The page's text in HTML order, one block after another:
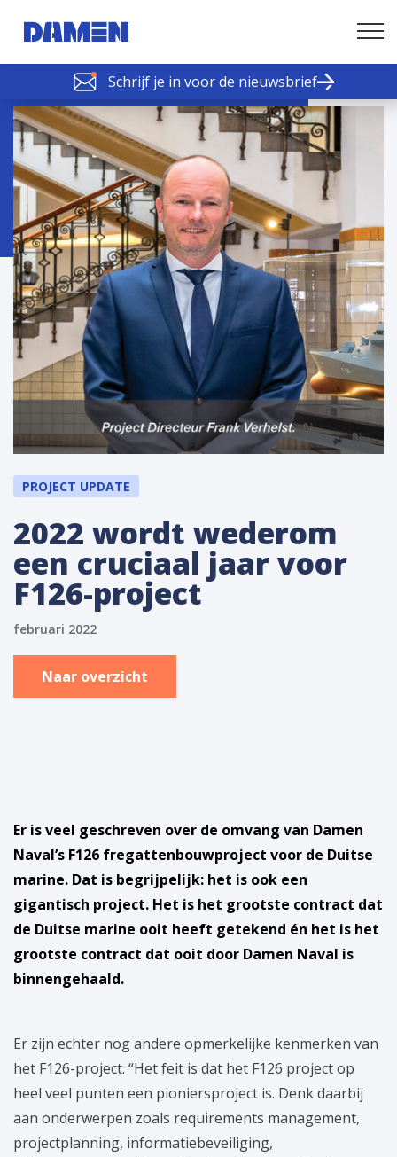
Schrijf je in voor de nieuwsbrief
SCHELDE SCHAKELS
Nieuws of tips
PROJECT UPDATE
2022 wordt wederom
een cruciaal jaar voor
F126-project
februari 2022
Naar overzicht
Er is veel geschreven over de omvang van Damen
Naval’s F126 fregattenbouwproject voor de Duitse
marine. Dat is begrijpelijk: het is ook een
gigantisch project. Het is het grootste contract dat
de Duitse marine ooit heeft getekend én het is het
grootste contract dat ooit door Damen Naval is
binnengehaald.
Er zijn echter nog andere opmerkelijke kenmerken van
het F126-project. “Het feit is dat het F126 project op
heel veel punten een pioniersproject is. Denk daarbij
aan onderwerpen zoals requirements management,
projectplanning, informatiebeveiliging,